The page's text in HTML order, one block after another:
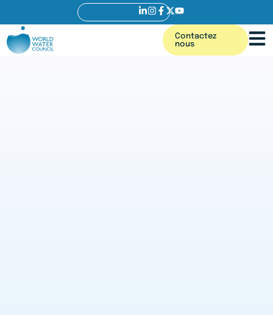
Contactez
nous